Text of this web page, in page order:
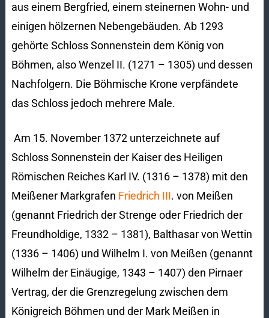
aus einem Bergfried, einem steinernen Wohn- und
einigen hölzernen Nebengebäuden. Ab 1293
gehörte Schloss Sonnenstein dem König von
Böhmen, also Wenzel II. (1271 – 1305) und dessen
Nachfolgern. Die Böhmische Krone verpfändete
das Schloss jedoch mehrere Male.
Am 15. November 1372 unterzeichnete auf
Schloss Sonnenstein der Kaiser des Heiligen
Römischen Reiches Karl IV. (1316 – 1378) mit den
Meißener Markgrafen Friedrich III. von Meißen
(genannt Friedrich der Strenge oder Friedrich der
Freundholdige, 1332 – 1381), Balthasar von Wettin
(1336 – 1406) und Wilhelm I. von Meißen (genannt
Wilhelm der Einäugige, 1343 – 1407) den Pirnaer
Vertrag, der die Grenzregelung zwischen dem
Königreich Böhmen und der Mark Meißen in